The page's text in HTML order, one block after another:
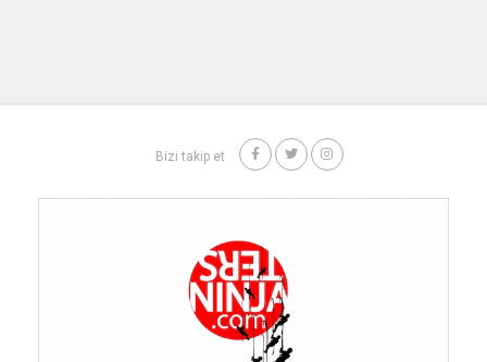
Bizi takip et